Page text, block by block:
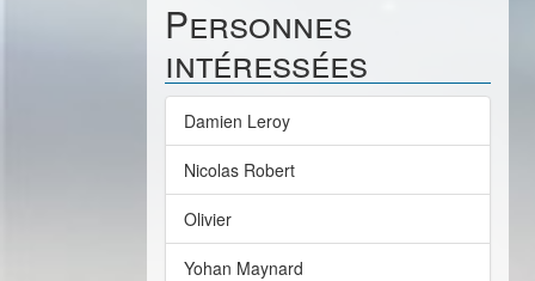
Personnes
intéressées
Damien Leroy
Nicolas Robert
Olivier
Yohan Maynard